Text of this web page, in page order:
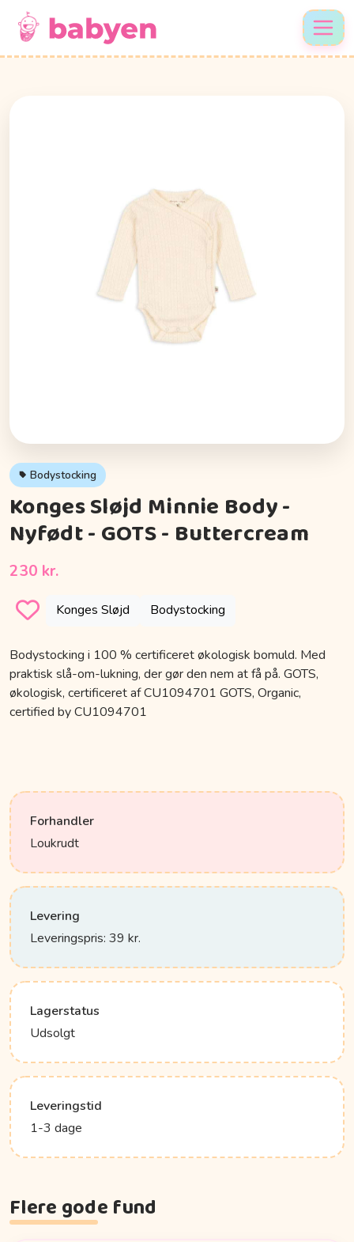
Bodystocking
Konges Sløjd Minnie Body -
Nyfødt - GOTS - Buttercream
230 kr.
Konges Sløjd Bodystocking
Bodystocking i 100 % certificeret økologisk bomuld. Med
praktisk slå-om-lukning, der gør den nem at få på. GOTS,
økologisk, certificeret af CU1094701 GOTS, Organic,
certified by CU1094701
Forhandler
Loukrudt
Levering
Leveringspris: 39 kr.
Lagerstatus
Udsolgt
Leveringstid
1-3 dage
Flere gode fund